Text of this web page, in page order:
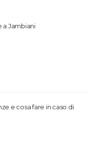
a Jambiani
e cosa fare in caso di